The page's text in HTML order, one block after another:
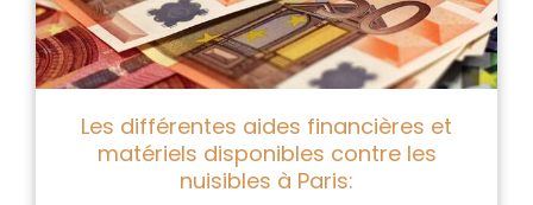
Les différentes aides financières et
matériels disponibles contre les
nuisibles à Paris: